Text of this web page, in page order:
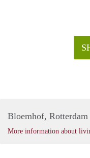
Bloemhof, Rotterdam
More information about